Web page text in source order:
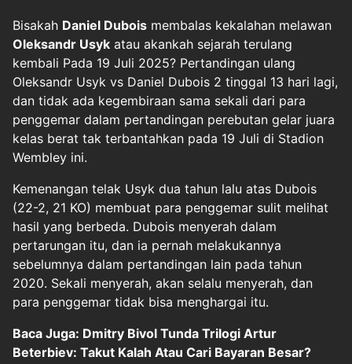
Bisakah Daniel Dubois membalas kekalahan melawan
Oleksandr Usyk atau akankah sejarah terulang
kembali Pada 19 Juli 2025? Pertandingan ulang
Oleksandr Usyk vs Daniel Dubois 2 tinggal 13 hari lagi,
dan tidak ada kegembiraan sama sekali dari para
penggemar dalam pertandingan perebutan gelar juara
kelas berat tak terbantahkan pada 19 Juli di Stadion
Wembley ini.
Kemenangan telak Usyk dua tahun lalu atas Dubois
(22-2, 21 KO) membuat para penggemar sulit melihat
hasil yang berbeda. Dubois menyerah dalam
pertarungan itu, dan ia pernah melakukannya
sebelumnya dalam pertandingan lain pada tahun
2020. Sekali menyerah, akan selalu menyerah, dan
para penggemar tidak bisa menghargai itu.
Baca Juga: Dmitry Bivol Tunda Trilogi Artur
Beterbiev: Takut Kalah Atau Cari Bayaran Besar?